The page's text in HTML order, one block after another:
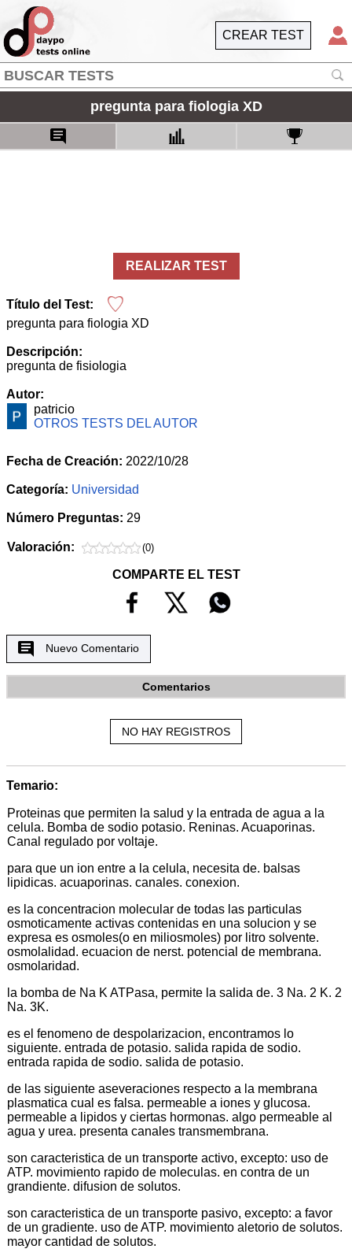
CREAR TEST
pregunta para fiologia XD
REALIZAR TEST
Título del Test:
pregunta para fiologia XD
Descripción:
pregunta de fisiologia
Autor:
patricio
OTROS TESTS DEL AUTOR
Fecha de Creación: 2022/10/28
Categoría: Universidad
Número Preguntas: 29
Valoración: (0)
COMPARTE EL TEST
Nuevo Comentario
Comentarios
NO HAY REGISTROS
Temario:
Proteinas que permiten la salud y la entrada de agua a la
celula. Bomba de sodio potasio. Reninas. Acuaporinas.
Canal regulado por voltaje.
para que un ion entre a la celula, necesita de. balsas
lipidicas. acuaporinas. canales. conexion.
es la concentracion molecular de todas las particulas
osmoticamente activas contenidas en una solucion y se
expresa es osmoles(o en miliosmoles) por litro solvente.
osmolalidad. ecuacion de nerst. potencial de membrana.
osmolaridad.
la bomba de Na K ATPasa, permite la salida de. 3 Na. 2 K. 2
Na. 3K.
es el fenomeno de despolarizacion, encontramos lo
siguiente. entrada de potasio. salida rapida de sodio.
entrada rapida de sodio. salida de potasio.
de las siguiente aseveraciones respecto a la membrana
plasmatica cual es falsa. permeable a iones y glucosa.
permeable a lipidos y ciertas hormonas. algo permeable al
agua y urea. presenta canales transmembrana.
son caracteristica de un transporte activo, excepto: uso de
ATP. movimiento rapido de moleculas. en contra de un
grandiente. difusion de solutos.
son caracteristica de un transporte pasivo, excepto: a favor
de un gradiente. uso de ATP. movimiento aletorio de solutos.
mayor cantidad de solutos.